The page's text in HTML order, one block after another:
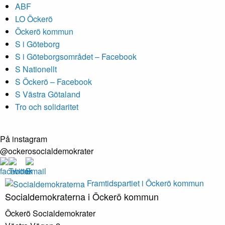
ABF
LO Öckerö
Öckerö kommun
S i Göteborg
S i Göteborgsområdet – Facebook
S Nationellt
S Öckerö – Facebook
S Västra Götaland
Tro och solidaritet
På instagram
@ockerosocialdemokrater
Framtidspartiet i Öckerö kommun
Socialdemokraterna i Öckerö kommun
Öckerö Socialdemokrater